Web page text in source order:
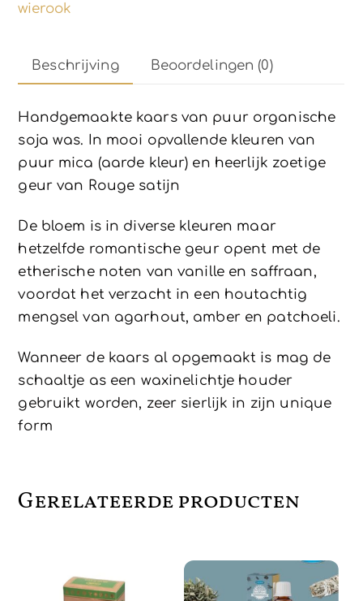
wierook
Beschrijving Beoordelingen (0)
Handgemaakte kaars van puur organische
soja was. In mooi opvallende kleuren van
puur mica (aarde kleur) en heerlijk zoetige
geur van Rouge satijn
De bloem is in diverse kleuren maar
hetzelfde romantische geur opent met de
etherische noten van vanille en saffraan,
voordat het verzacht in een houtachtig
mengsel van agarhout, amber en patchoeli.
Wanneer de kaars al opgemaakt is mag de
schaaltje as een waxinelichtje houder
gebruikt worden, zeer sierlijk in zijn unique
form
Gerelateerde producten